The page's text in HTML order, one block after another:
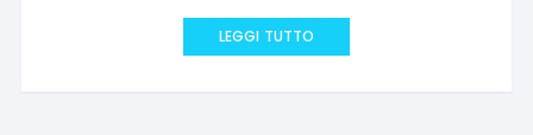
LEGGI TUTTO